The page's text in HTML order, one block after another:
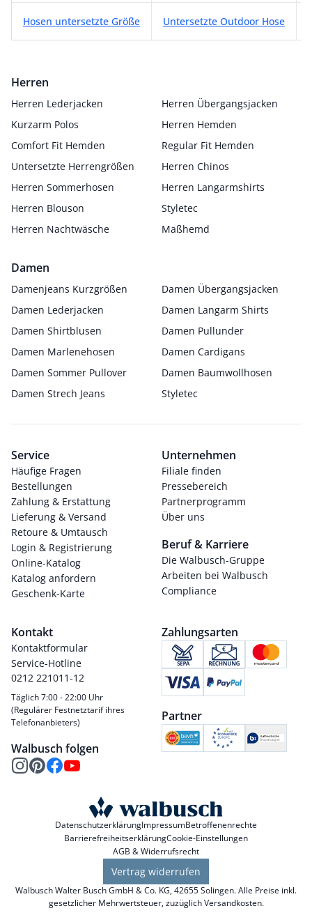
Hosen untersetzte Größe Untersetzte Outdoor Hose
Herren
Herren Lederjacken
Herren Übergangsjacken
Kurzarm Polos
Herren Hemden
Comfort Fit Hemden
Regular Fit Hemden
Untersetzte Herrengrößen
Herren Chinos
Herren Sommerhosen
Herren Langarmshirts
Herren Blouson
Styletec
Herren Nachtwäsche
Maßhemd
Damen
Damenjeans Kurzgrößen
Damen Übergangsjacken
Damen Lederjacken
Damen Langarm Shirts
Damen Shirtblusen
Damen Pullunder
Damen Marlenehosen
Damen Cardigans
Damen Sommer Pullover
Damen Baumwollhosen
Damen Strech Jeans
Styletec
Service
Häufige Fragen
Bestellungen
Zahlung & Erstattung
Lieferung & Versand
Retoure & Umtausch
Login & Registrierung
Online-Katalog
Katalog anfordern
Geschenk-Karte
Unternehmen
Filiale finden
Pressebereich
Partnerprogramm
Über uns
Beruf & Karriere
Die Walbusch-Gruppe
Arbeiten bei Walbusch
Compliance
Kontakt
Kontaktformular
Service-Hotline
0212 221011-12
Täglich 7:00 - 22:00 Uhr
(Regulärer Festnetztarif ihres
Telefonanbieters)
Walbusch folgen
Zahlungsarten
Partner
DatenschutzerklärungImpressumBetroffenenrechte
BarrierefreiheitserklärungCookie-Einstellungen
AGB & Widerrufsrecht
Vertrag widerrufen
Walbusch Walter Busch GmbH & Co. KG, 42655 Solingen. Alle Preise inkl.
gesetzlicher Mehrwertsteuer, zuzüglichVersandkosten.